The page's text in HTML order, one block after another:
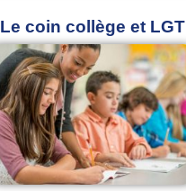
Le coin collège et LGT